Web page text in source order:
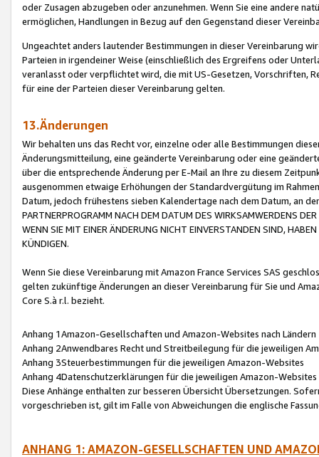
oder Zusagen abzugeben oder anzunehmen. Wenn Sie eine andere
ermöglichen, Handlungen in Bezug auf den Gegenstand dieser
Ungeachtet anders lautender Bestimmungen in dieser Vereinbarung
Parteien in irgendeiner Weise (einschließlich des Ergreifens oder
veranlasst oder verpflichtet wird, die mit US-Gesetzen, Vorschriften,
für eine der Parteien dieser Vereinbarung gelten.
13.Änderungen
Wir behalten uns das Recht vor, einzelne oder alle Bestimmungen
Änderungsmitteilung, eine geänderte Vereinbarung oder eine
über die entsprechende Änderung per E-Mail an Ihre zu diesem
ausgenommen etwaige Erhöhungen der Standardvergütung im
Datum, jedoch frühestens sieben Kalendertage nach dem Datum, an
PARTNERPROGRAMM NACH DEM DATUM DES WIRKSAMWERDENS
WENN SIE MIT EINER ÄNDERUNG NICHT EINVERSTANDEN SIND,
KÜNDIGEN.
Wenn Sie diese Vereinbarung mit Amazon France Services SAS
gelten zukünftige Änderungen an dieser Vereinbarung für Sie und
Core S.à r.l. bezieht.
Anhang 1Amazon-Gesellschaften und Amazon-Websites nach Ländern
Anhang 2Anwendbares Recht und Streitbeilegung für die jeweiligen
Anhang 3Steuerbestimmungen für die jeweiligen Amazon-Websites
Anhang 4Datenschutzerklärungen für die jeweiligen Amazon-Websites
Diese Anhänge enthalten zur besseren Übersicht Übersetzungen.
vorgeschrieben ist, gilt im Falle von Abweichungen die englische
ANHANG 1: AMAZON-GESELLSCHAFTEN UND